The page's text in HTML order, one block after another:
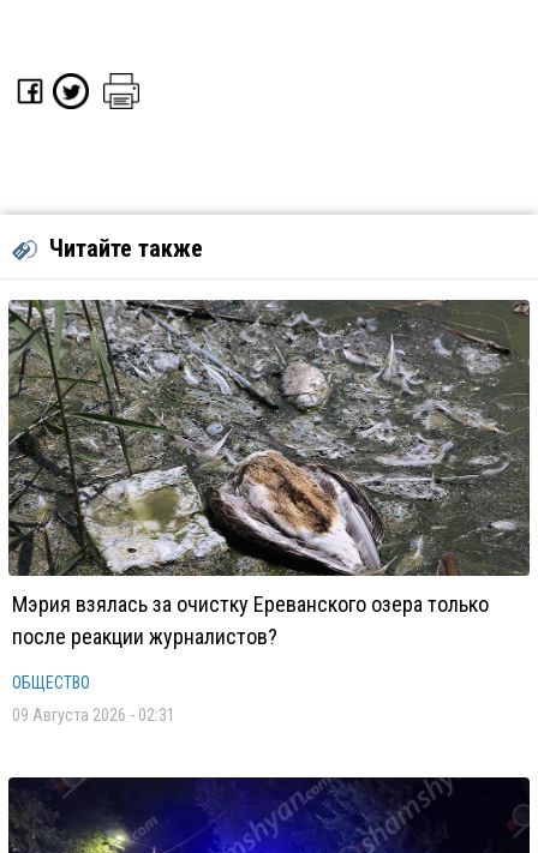
Читайте также
Мэрия взялась за очистку Ереванского озера только
после реакции журналистов?
ОБЩЕСТВО
09 Августа 2026 - 02:31